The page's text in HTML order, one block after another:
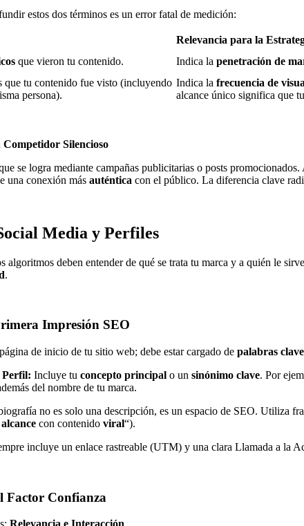
estos dos términos es un error fatal de medición:
Relevancia para la
que vieron tu contenido. Indica la penetración de
que tu contenido fue visto (incluyendo
persona).
Indica la frecuencia de
alcance único significa que
Competidor Silencioso
se logra mediante campañas publicitarias o posts
una conexión más auténtica con el público. La diferencia clave
Media y Perfiles
algoritmos deben entender de qué se trata tu marca y a quién le
.
Impresión SEO
de inicio de tu sitio web; debe estar cargado de palabras clave
Perfil: Incluye tu concepto principal o un sinónimo clave. Por
del nombre de tu marca.
no es solo una descripción, es un espacio de SEO. Utiliza
con contenido viral“).
incluye un enlace rastreable (UTM) y una clara Llamada a la
Factor Confianza